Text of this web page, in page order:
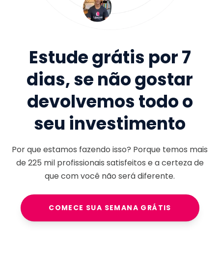
Estude grátis por 7
dias, se não gostar
devolvemos todo o
seu investimento
Por que estamos fazendo isso? Porque temos mais
de225 milprofissionais satisfeitos e a certeza de
que com você não será diferente.
COMECE SUA SEMANA GRÁTIS